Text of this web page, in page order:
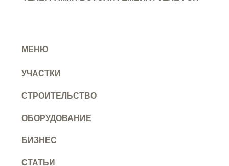
УЧАСТКИ
СТРОИТЕЛЬСТВО
ОБОРУДОВАНИЕ
БИЗНЕС
СТАТЬИ
МЕНЮ